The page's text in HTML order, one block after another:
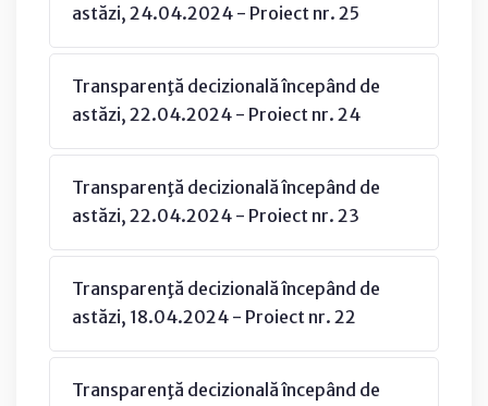
astăzi, 24.04.2024 - Proiect nr. 25
Transparenţă decizională începând de
astăzi, 22.04.2024 - Proiect nr. 24
Transparenţă decizională începând de
astăzi, 22.04.2024 - Proiect nr. 23
Transparenţă decizională începând de
astăzi, 18.04.2024 - Proiect nr. 22
Transparenţă decizională începând de